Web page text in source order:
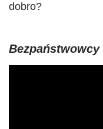
dobro?
Bezpaństwowcy